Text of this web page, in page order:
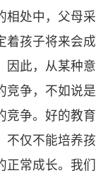
相处中，父母采
着孩子将来会成
因此，从某种意
竞争，不如说是
竞争。好的教育
不仅不能培养孩
正常成长。我们